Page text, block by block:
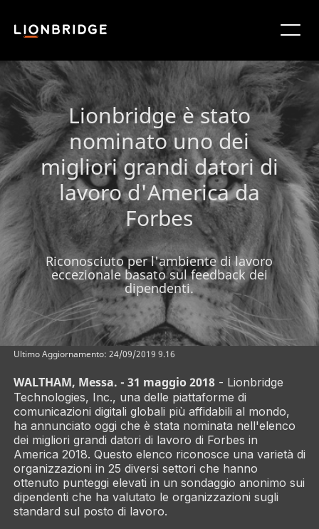
Lionbridge è stato
nominato uno dei
migliori grandi datori di
lavoro d'America da
Forbes
Riconosciuto per l'ambiente di lavoro
eccezionale basato sul feedback dei
dipendenti.
Ultimo Aggiornamento: 24/09/2019 9.16
WALTHAM, Messa. - 31 maggio 2018- Lionbridge
Technologies, Inc., una delle piattaforme di
comunicazioni digitali globali più affidabili al mondo,
ha annunciato oggi che è stata nominata nell'elenco
dei migliori grandi datori di lavoro di Forbes in
America 2018. Questo elenco riconosce una varietà di
organizzazioni in 25 diversi settori che hanno
ottenuto punteggi elevati in un sondaggio anonimo sui
dipendenti che ha valutato le organizzazioni sugli
standard sul posto di lavoro.